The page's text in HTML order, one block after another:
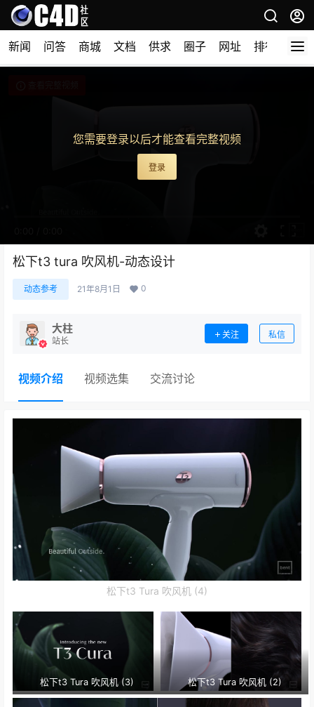
新闻 问答 商城 文档 供求 圈子 网址 排行榜
您需要登录以后才能查看完整视频
登录
松下t3 tura 吹风机-动态设计
动态参考 21年8月1日 0
大柱
站长
关注 私信
视频介绍 视频选集 交流讨论
松下t3 Tura 吹风机 (4)
松下t3 Tura 吹风机 (3) 松下t3 Tura 吹风机 (2)